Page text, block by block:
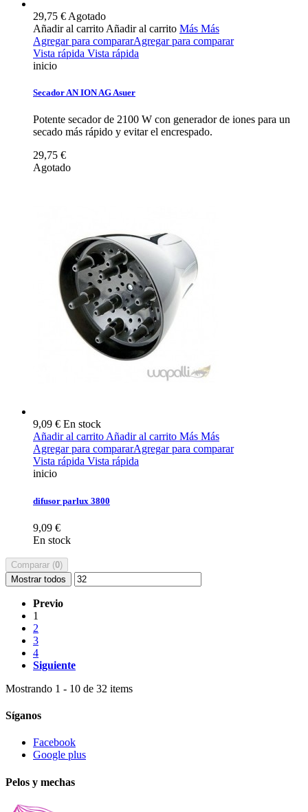
29,75 € Agotado
Añadir al carrito Añadir al carrito Más Más
Agregar para compararAgregar para comparar
Vista rápida Vista rápida
inicio
Secador AN ION AG Asuer
Potente secador de 2100 W con generador de iones para un
secado más rápido y evitar el encrespado.
29,75 €
Agotado
9,09 € En stock
Añadir al carritoAñadir al carrito Más Más
Agregar para compararAgregar para comparar
Vista rápida Vista rápida
inicio
difusor parlux 3800
9,09 €
En stock
Comparar (0)
Mostrar todos
Previo
1
2
3
4
Siguiente
Mostrando 1 - 10 de 32 items
Síganos
Facebook
Google plus
Pelos y mechas